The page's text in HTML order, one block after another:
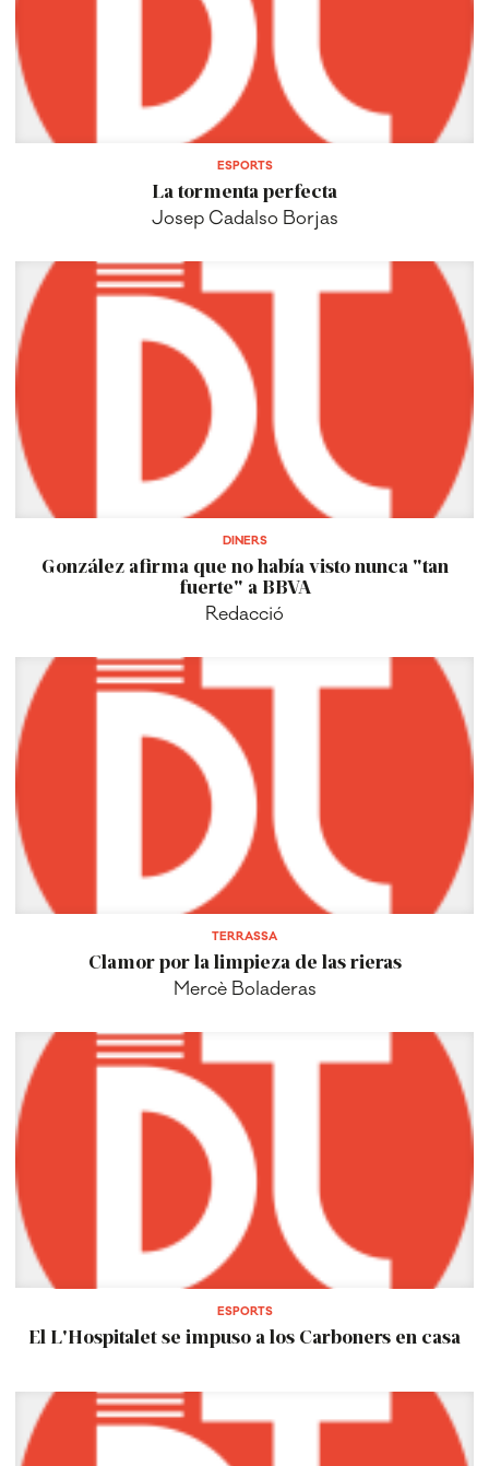
ESPORTS
La tormenta perfecta
Josep Cadalso Borjas
DINERS
González afirma que no había visto nunca "tan
fuerte" a BBVA
Redacció
TERRASSA
Clamor por la limpieza de las rieras
Mercè Boladeras
ESPORTS
El L'Hospitalet se impuso a los Carboners en casa